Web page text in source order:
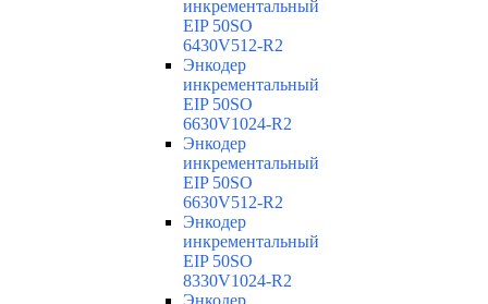
инкрементальный
EIP 50SO
6430V512-R2
Энкодер
инкрементальный
EIP 50SO
6630V1024-R2
Энкодер
инкрементальный
EIP 50SO
6630V512-R2
Энкодер
инкрементальный
EIP 50SO
8330V1024-R2